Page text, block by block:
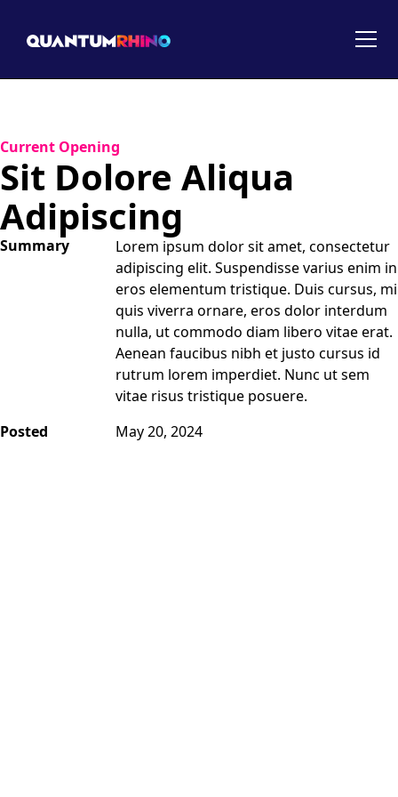
Current Opening
Sit Dolore Aliqua
Adipiscing
Summary
Lorem ipsum dolor sit amet, consectetur
adipiscing elit. Suspendisse varius enim in
eros elementum tristique. Duis cursus, mi
quis viverra ornare, eros dolor interdum
nulla, ut commodo diam libero vitae erat.
Aenean faucibus nibh et justo cursus id
rutrum lorem imperdiet. Nunc ut sem
vitae risus tristique posuere.
Posted
May 20, 2024